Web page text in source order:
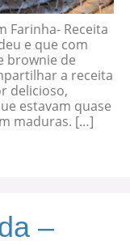
Farinha- Receita
e que com
brownie de
a receita
delicioso,
estavam quase
maduras. […]
–